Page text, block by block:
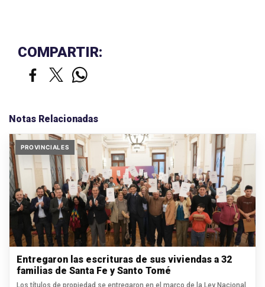
COMPARTIR:
Notas Relacionadas
PROVINCIALES
Entregaron las escrituras de sus viviendas a 32
familias de Santa Fe y Santo Tomé